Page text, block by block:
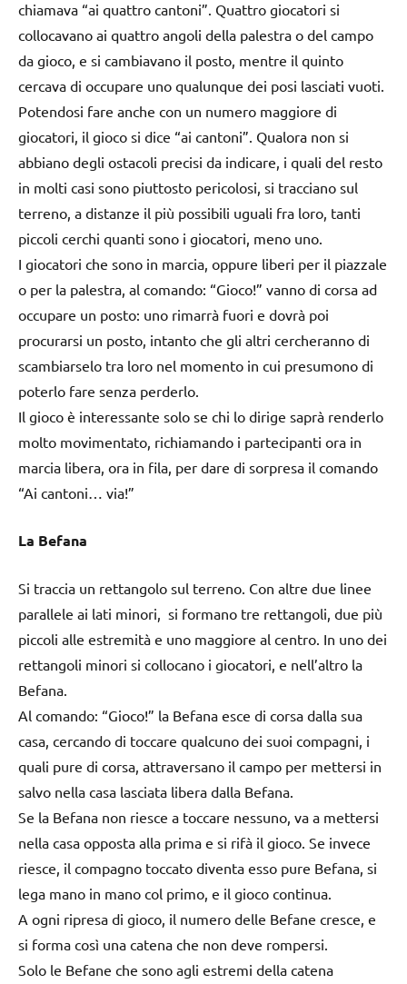
chiamava “ai quattro cantoni”. Quattro giocatori si
collocavano ai quattro angoli della palestra o del campo
da gioco, e si cambiavano il posto, mentre il quinto
cercava di occupare uno qualunque dei posi lasciati vuoti.
Potendosi fare anche con un numero maggiore di
giocatori, il gioco si dice “ai cantoni”. Qualora non si
abbiano degli ostacoli precisi da indicare, i quali del resto
in molti casi sono piuttosto pericolosi, si tracciano sul
terreno, a distanze il più possibili uguali fra loro, tanti
piccoli cerchi quanti sono i giocatori, meno uno.
I giocatori che sono in marcia, oppure liberi per il piazzale
o per la palestra, al comando: “Gioco!” vanno di corsa ad
occupare un posto: uno rimarrà fuori e dovrà poi
procurarsi un posto, intanto che gli altri cercheranno di
scambiarselo tra loro nel momento in cui presumono di
poterlo fare senza perderlo.
Il gioco è interessante solo se chi lo dirige saprà renderlo
molto movimentato, richiamando i partecipanti ora in
marcia libera, ora in fila, per dare di sorpresa il comando
“Ai cantoni… via!”
La Befana
Si traccia un rettangolo sul terreno. Con altre due linee
parallele ai lati minori, si formano tre rettangoli, due più
piccoli alle estremità e uno maggiore al centro. In uno dei
rettangoli minori si collocano i giocatori, e nell’altro la
Befana.
Al comando: “Gioco!” la Befana esce di corsa dalla sua
casa, cercando di toccare qualcuno dei suoi compagni, i
quali pure di corsa, attraversano il campo per mettersi in
salvo nella casa lasciata libera dalla Befana.
Se la Befana non riesce a toccare nessuno, va a mettersi
nella casa opposta alla prima e si rifà il gioco. Se invece
riesce, il compagno toccato diventa esso pure Befana, si
lega mano in mano col primo, e il gioco continua.
A ogni ripresa di gioco, il numero delle Befane cresce, e
si forma così una catena che non deve rompersi.
Solo le Befane che sono agli estremi della catena